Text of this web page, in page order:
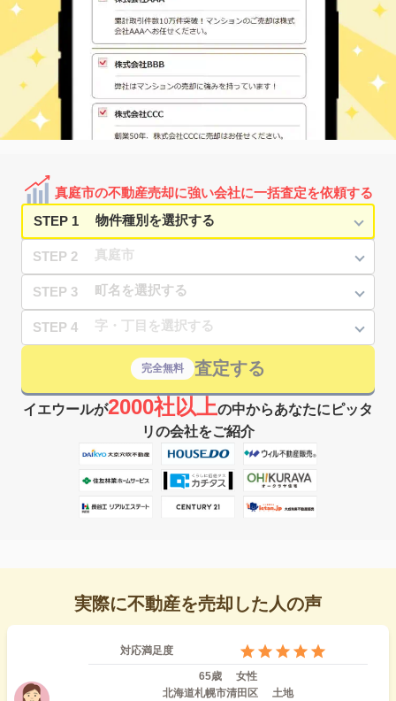
真庭市の不動産売却に強い会社に一括査定を依頼する
STEP 1
STEP 2
STEP 3
STEP 4
完全無料 査定する
イエウールが2000社以上の中からあなたにピッタ
リの会社をご紹介
実際に不動産を売却した人の声
対応満足度
65歳
女性
北海道札幌市清田区
土地